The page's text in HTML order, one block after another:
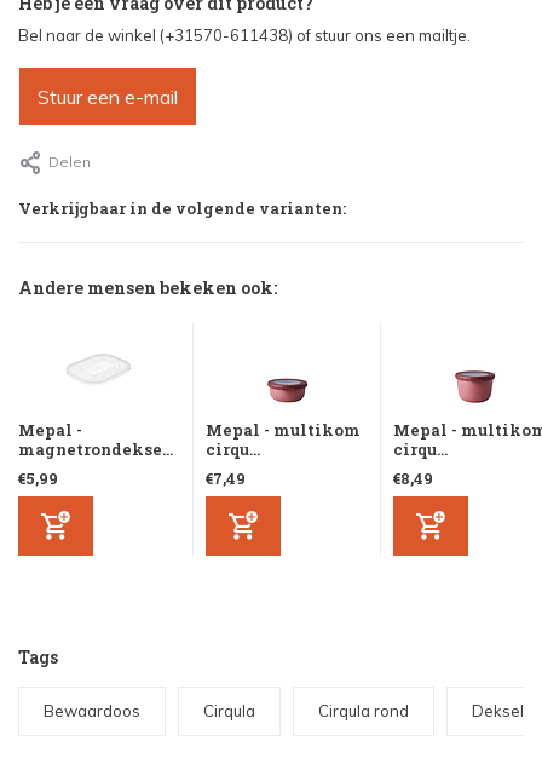
Bel naar de winkel (+31570-611438) of stuur ons een mailtje.
Stuur een e-mail
Delen
Verkrijgbaar in de volgende varianten:
Andere mensen bekeken ook:
Mepal -
magnetrondekse...
€5,99
Mepal - multikom
cirqu...
€7,49
Mepal -
cirqu...
€8,49
Tags
Bewaardoos Cirqula Cirqula rond Deksel